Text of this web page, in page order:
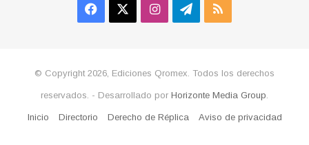
Facebook InstagramTelegram
RSS
© Copyright 2026, Ediciones Qromex. Todos los derechos
reservados. - Desarrollado por Horizonte Media Group
Inicio Directorio Derecho de Réplica Aviso de privacidad